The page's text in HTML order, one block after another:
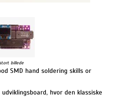
billede
SMD hand soldering skills or
hvor den klassiske